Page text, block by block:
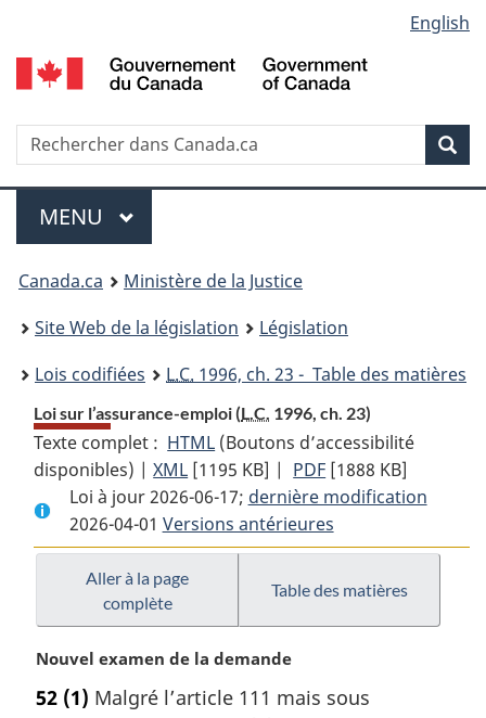
au
contenu
propos
de
la
HTML
simplifiée
selection
English
Recherche
Menu
MENU PRINCIPAL
You
are
here:
Canada.ca
Ministère de la Justice
Site Web de la législation
Législation
Lois codifiées
L.C. 1996, ch. 23 - Table des matières
Loi sur l’assurance-emploi (L.C. 1996, ch. 23)
Texte complet : HTML Texte
complet
:
Loi
sur
(Boutons d’accessibilité
disponibles) |XML Texte
complet
:
Loi
sur
emploi
[1195 KB] | PDF Texte
complet
:
Loi
emploi
[1888 KB]
Loi à jour 2026-06-17; dernière modification
2026-04-01 Versions antérieures
Aller à la page
complète
Table des matières
N
t
Nouvel examen de la demande
52 (1) Malgré l’article 111 mais sous